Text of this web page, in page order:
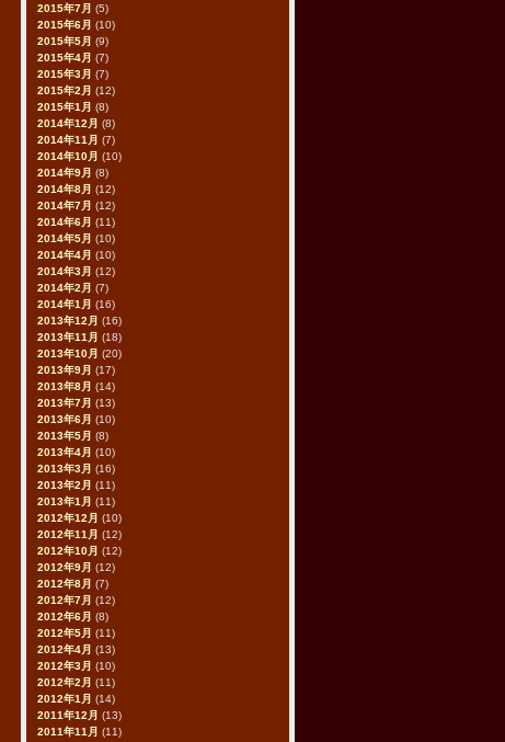
2015年7月 (5)
2015年6月 (10)
2015年5月 (9)
2015年4月 (7)
2015年3月 (7)
2015年2月 (12)
2015年1月 (8)
2014年12月 (8)
2014年11月 (7)
2014年10月 (10)
2014年9月 (8)
2014年8月 (12)
2014年7月 (12)
2014年6月 (11)
2014年5月 (10)
2014年4月 (10)
2014年3月 (12)
2014年2月 (7)
2014年1月 (16)
2013年12月 (16)
2013年11月 (18)
2013年10月 (20)
2013年9月 (17)
2013年8月 (14)
2013年7月 (13)
2013年6月 (10)
2013年5月 (8)
2013年4月 (10)
2013年3月 (16)
2013年2月 (11)
2013年1月 (11)
2012年12月 (10)
2012年11月 (12)
2012年10月 (12)
2012年9月 (12)
2012年8月 (7)
2012年7月 (12)
2012年6月 (8)
2012年5月 (11)
2012年4月 (13)
2012年3月 (10)
2012年2月 (11)
2012年1月 (14)
2011年12月 (13)
2011年11月 (11)